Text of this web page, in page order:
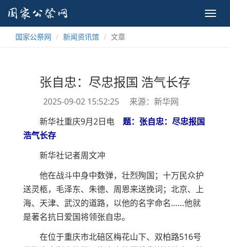
国家公祭网
新闻资讯馆 文章
张自忠：尽忠报国 浩气长存
2025-09-02 15:52:25
来源：新华网
新华社重庆9月2日电 题：张自忠：尽忠报国
浩气长存
新华社记者周文冲
他在战斗中身中数弹，壮烈殉国；十万民众护
送灵柩，毛泽东、朱德、周恩来送挽词；北京、上
海、天津、武汉的道路，以他的名字命名……他就
是著名抗日爱国将领张自忠。
在位于重庆市北碚区梅花山下、双柏路516号